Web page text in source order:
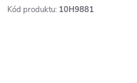
Kód produktu: 10H9881